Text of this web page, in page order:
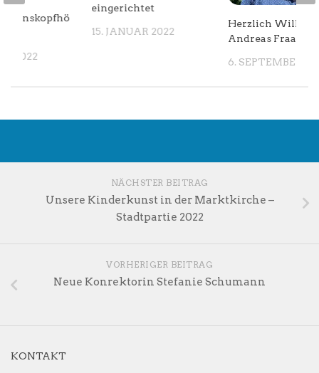
eingerichtet
15. JANUAR 2022
Herzlich
Andreas Fraatz
6. SEPTEMBER
2022
NÄCHSTER BEITRAG
Unsere Kinderkunst in der Marktkirche –
Stadtpartie 2022
VORHERIGER BEITRAG
Neue Konrektorin Stefanie Schumann
KONTAKT